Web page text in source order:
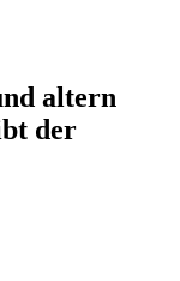
altern
der